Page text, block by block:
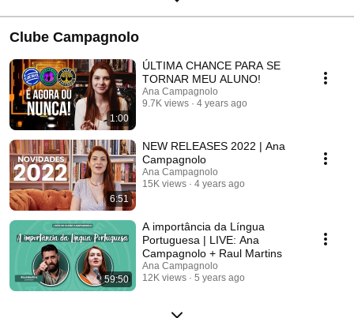
Clube Campagnolo
1:00
ÚLTIMA CHANCE PARA SE
TORNAR MEU ALUNO!
Ana Campagnolo
9.7K views
4 years ago
6:51
NEW RELEASES 2022 | Ana
Campagnolo
Ana Campagnolo
15K views
4 years ago
59:50
A importância da Língua
Portuguesa | LIVE: Ana
Campagnolo + Raul Martins
Ana Campagnolo
12K views
5 years ago